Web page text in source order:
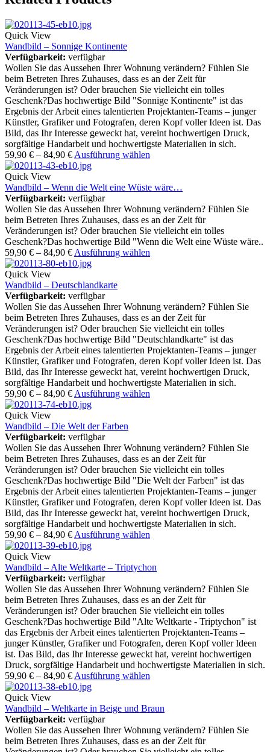
Quick View
Wandbild – Sonnige Kontinente
Verfügbarkeit: verfügbar
Wollen Sie das Aussehen Ihrer Wohnung verändern? Fühlen Sie
beim Betreten Ihres Zuhauses, dass es an der Zeit für
Veränderungen ist? Oder brauchen Sie vielleicht ein tolles
Geschenk?Das hochwertige Bild "Sonnige Kontinente" ist das
Ergebnis der Arbeit eines talentierten Projektanten-Teams – junger
Künstler, Grafiker und Fotografen, deren Kopf voller Ideen ist. Das
Bild, das Ihr Interesse geweckt hat, vereint hochwertigen Druck,
sorgfältige Handarbeit und hochwertigste Materialien in sich.
59,90 € – 84,90 € Ausführung wählen
Quick View
Wandbild – Wenn die Welt eine Wüste wäre…
Verfügbarkeit: verfügbar
Wollen Sie das Aussehen Ihrer Wohnung verändern? Fühlen Sie
beim Betreten Ihres Zuhauses, dass es an der Zeit für
Veränderungen ist? Oder brauchen Sie vielleicht ein tolles
Geschenk?Das hochwertige Bild "Wenn die Welt eine Wüste wäre..
59,90 € – 84,90 € Ausführung wählen
Quick View
Wandbild – Deutschlandkarte
Verfügbarkeit: verfügbar
Wollen Sie das Aussehen Ihrer Wohnung verändern? Fühlen Sie
beim Betreten Ihres Zuhauses, dass es an der Zeit für
Veränderungen ist? Oder brauchen Sie vielleicht ein tolles
Geschenk?Das hochwertige Bild "Deutschlandkarte" ist das
Ergebnis der Arbeit eines talentierten Projektanten-Teams – junger
Künstler, Grafiker und Fotografen, deren Kopf voller Ideen ist. Das
Bild, das Ihr Interesse geweckt hat, vereint hochwertigen Druck,
sorgfältige Handarbeit und hochwertigste Materialien in sich.
59,90 € – 84,90 € Ausführung wählen
Quick View
Wandbild – Die Welt der Farben
Verfügbarkeit: verfügbar
Wollen Sie das Aussehen Ihrer Wohnung verändern? Fühlen Sie
beim Betreten Ihres Zuhauses, dass es an der Zeit für
Veränderungen ist? Oder brauchen Sie vielleicht ein tolles
Geschenk?Das hochwertige Bild "Die Welt der Farben" ist das
Ergebnis der Arbeit eines talentierten Projektanten-Teams – junger
Künstler, Grafiker und Fotografen, deren Kopf voller Ideen ist. Das
Bild, das Ihr Interesse geweckt hat, vereint hochwertigen Druck,
sorgfältige Handarbeit und hochwertigste Materialien in sich.
59,90 € – 84,90 € Ausführung wählen
Quick View
Wandbild – Alte Weltkarte – Triptychon
Verfügbarkeit: verfügbar
Wollen Sie das Aussehen Ihrer Wohnung verändern? Fühlen Sie
beim Betreten Ihres Zuhauses, dass es an der Zeit für
Veränderungen ist? Oder brauchen Sie vielleicht ein tolles
Geschenk?Das hochwertige Bild "Alte Weltkarte - Triptychon" ist
das Ergebnis der Arbeit eines talentierten Projektanten-Teams –
junger Künstler, Grafiker und Fotografen, deren Kopf voller Ideen
ist. Das Bild, das Ihr Interesse geweckt hat, vereint hochwertigen
Druck, sorgfältige Handarbeit und hochwertigste Materialien in sich.
59,90 € – 84,90 € Ausführung wählen
Quick View
Wandbild – Weltkarte in Beige und Braun
Verfügbarkeit: verfügbar
Wollen Sie das Aussehen Ihrer Wohnung verändern? Fühlen Sie
beim Betreten Ihres Zuhauses, dass es an der Zeit für